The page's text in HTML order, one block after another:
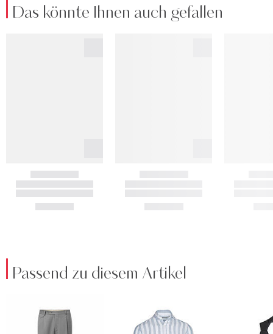
Das könnte Ihnen auch gefallen
Passend zu diesem Artikel